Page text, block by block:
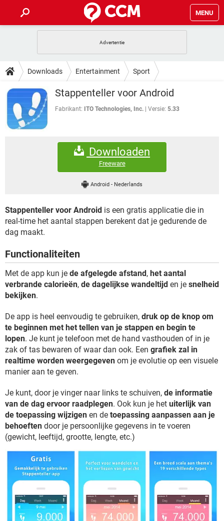
MENU
INSTAGRAM WINDOWS 10
NETFLIX CORONAVIRUS
GRATIS SNAPCHAT
TIKTOK
HOW-TO
VIDEOBELLEN GAMES
INSTAGRAM
NETFLIX
DOWNLOADS
VIDEOBELLEN GAMES
INSTAGRAM
CORONAVIRUS
SNAPCHAT
FORUM
WINDOWS 10
CORONAVIRUS
SNAPCHAT
GAMES
GRATIS SNAPCHAT
Downloads Entertainment Sport
Stappenteller voor Android
Fabrikant: ITO Technologies, Inc. Versie: 5.33
Downloaden
Freeware
Android - Nederlands
Stappenteller voor Android is een gratis applicatie die in
real-time het aantal stappen berekent dat je gedurende de
dag maakt.
Functionaliteiten
Met de app kun je de afgelegde afstand, het aantal
verbrande calorieën, de dagelijkse wandeltijd en je snelheid
bekijken.
De app is heel eenvoudig te gebruiken, druk op de knop om
te beginnen met het tellen van je stappen en begin te
lopen. Je kunt je telefoon met de hand vasthouden of in je
zak of tas bewaren of waar dan ook. Een grafiek zal in
realtime worden weergegeven om je evolutie op een visuele
manier aan te geven.
Je kunt, door je vinger naar links te schuiven, de informatie
van de dag ervoor raadplegen. Ook kun je het uiterlijk van
de toepassing wijzigen en de toepassing aanpassen aan je
behoeften door je persoonlijke gegevens in te voeren
(gewicht, leeftijd, grootte, lengte, etc.)